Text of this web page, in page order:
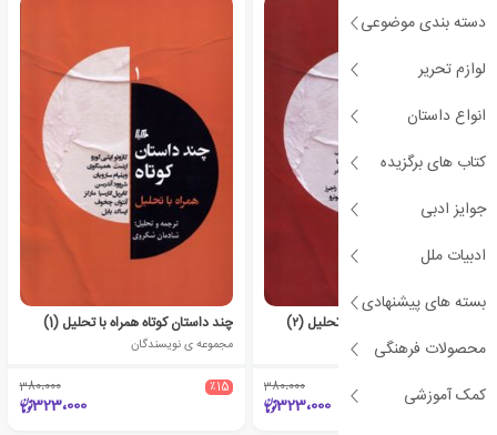
دسته بندی موضوعی
لوازم تحریر
انواع داستان
کتاب های برگزیده
جوایز ادبی
ادبیات ملل
بسته های پیشنهادی
محصولات فرهنگی
کمک آموزشی
چند داستان کوتاه همراه با تحلیل (۲)
مجموعه ی نویسندگان
٪15 380،000
323،000
چند داستان کوتاه همراه با تحلیل (1)
مجموعه ی نویسندگان
٪15 380،000
323،000